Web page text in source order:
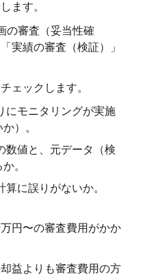
ます。
の審査（妥当性確
実績の審査（検証）」
ェックします。
にモニタリングが実施
）。
数値と、元データ（検
。
算に誤りがないか。
円〜の審査費用がかか
益よりも審査費用の方